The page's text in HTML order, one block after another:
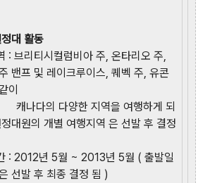
대 활동
: 브리티시컬럼비아 주, 온타리오 주,
밴프 및 레이크루이스, 퀘벡 주, 유콘
이
캐나다의 다양한 지역을 여행하게 되
대원의 개별 여행지역 은 선발 후 결정
: 2012년 5월 ~ 2013년 5월 ( 출발일
선발 후 최종 결정 됨 )